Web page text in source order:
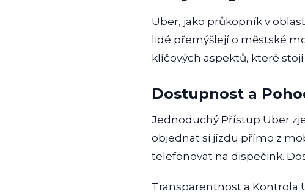
Uber, jako průkopník v
lidé přemýšlejí o městské
klíčových aspektů, které
Dostupnost a
Jednoduchý Přístup Uber
objednat si jízdu přímo z
telefonovat na dispečink.
Transparentnost a Kontrola